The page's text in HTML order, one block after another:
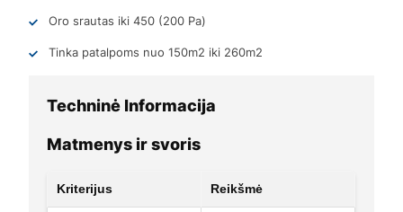
Oro srautas iki 450 (200 Pa)
Tinka patalpoms nuo 150m2 iki 260m2
Techninė Informacija
Matmenys ir svoris
Kriterijus Reikšmė